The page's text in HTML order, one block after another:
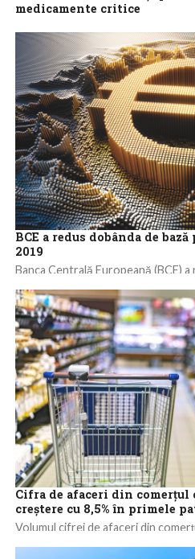
medicamente critice
declarat că Antibiotice Iaşi va
100 milioane de euro...
BCE a redus dobânda de
2019
Banca Centrală Europeană (BCE)
înregistrate în lupta cu...
Cifra de afaceri din comerţul
creştere cu 8,5% în primele
Volumul cifrei de afaceri din